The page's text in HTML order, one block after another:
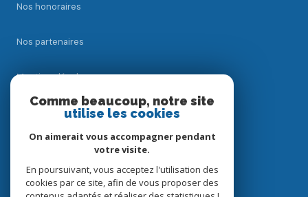
Nos honoraires
Nos partenaires
Mentions légales
Cookies
Comme beaucoup, notre site
utilise les cookies
On aimerait vous accompagner pendant
votre visite.
En poursuivant, vous acceptez l'utilisation des
cookies par ce site, afin de vous proposer des